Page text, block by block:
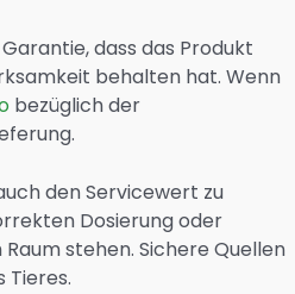
dass das Produkt
behalten hat. Wenn
bezüglich der
den Servicewert zu
Dosierung oder
stehen. Sichere Quellen
Tieres.